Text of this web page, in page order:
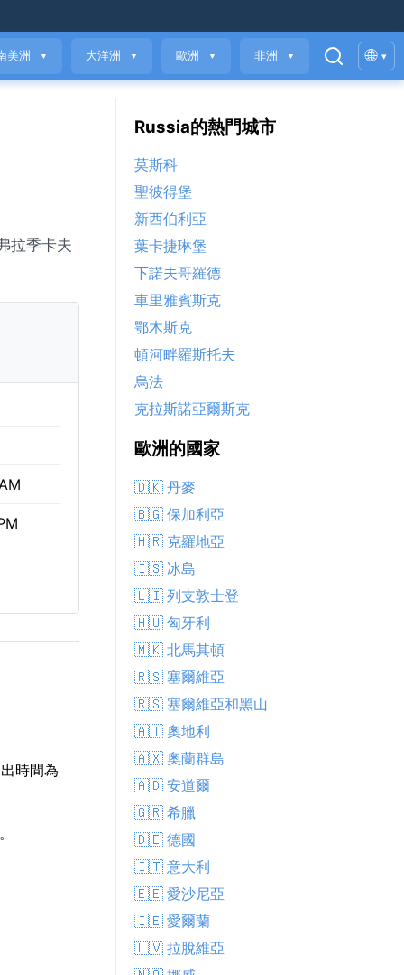
美洲 ▼ 大洋洲 ▼ 歐洲 ▼ 非洲 ▼ 🌐 ▾
拉季卡夫
時間為
Russia的熱門城市
莫斯科
聖彼得堡
新西伯利亞
葉卡捷琳堡
下諾夫哥羅德
車里雅賓斯克
鄂木斯克
頓河畔羅斯托夫
烏法
克拉斯諾亞爾斯克
歐洲的國家
🇩🇰 丹麥
🇧🇬 保加利亞
🇭🇷 克羅地亞
🇮🇸 冰島
🇱🇮 列支敦士登
🇭🇺 匈牙利
🇲🇰 北馬其頓
🇷🇸 塞爾維亞
🇷🇸 塞爾維亞和黑山
🇦🇹 奧地利
🇦🇽 奧蘭群島
🇦🇩 安道爾
🇬🇷 希臘
🇩🇪 德國
🇮🇹 意大利
🇪🇪 愛沙尼亞
🇮🇪 愛爾蘭
🇱🇻 拉脫維亞